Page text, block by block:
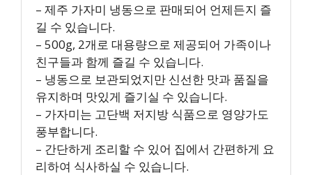
– 제주 가자미 냉동으로 판매되어 언제든지 즐
길 수 있습니다.
– 500g, 2개로 대용량으로 제공되어 가족이나
친구들과 함께 즐길 수 있습니다.
– 냉동으로 보관되었지만 신선한 맛과 품질을
유지하며 맛있게 즐기실 수 있습니다.
– 가자미는 고단백 저지방 식품으로 영양가도
풍부합니다.
– 간단하게 조리할 수 있어 집에서 간편하게 요
리하여 식사하실 수 있습니다.